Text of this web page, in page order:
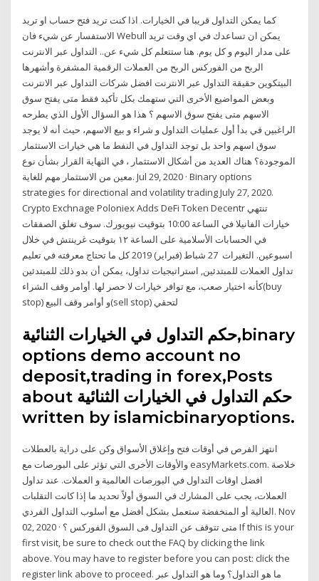
كما يمكن التداول قريبا في الخيارات. اذا كنت تريد فتح حساب او تريد
الاستفسار عن شيء فان Webull يمكن ان تساعدك في اي وقت تريد
على مدار اليوم و كل يوم. هنا ستتعلم كل شيء عن.. التداول عبر الانترنت
الربح من الفوركس الربح من العملات الرقمية المشفرة وأشهرها
البيتكوين حقيقة التداول عبر الانترنت افضل شركات التداول عبر الانترنت
وبعض المواضيع الأخرى التي ستهمك بكل تأكيد فقط متى يفتح سوق
الاسهم متى يفتح سوق الاسهم ؟ هذا هو السؤال الأول الذي يطرحه
الراغبين في بدأ أول عمليات التداول و شراء و بيع الاسهم، حيث أنه لا يوجد
سوق اسهم واحد بل توجد التداول في النفط ما هي خيارات الاستثمار
الموجودة؟ هناك العديد من أشكال الاستثمار ، في النهاية القرار بشأن نوع
معين من الاستثمار مهم للغاية. Jul 29, 2020 · Binary options
strategies for directional and volatility trading July 27, 2020.
Crypto Exchnage Poloniex Adds DeFi Token Decentr تنتهي
خيارات الفانيلا في الساعة 10:00 بتوقيت نيويورك. سوف تغلق الصفقات
في الحسابات الأسلامية على الساعة ١٢ بتوقيت غرينتش في خلال
اسبوعين. التغيرات 27 شباط (فبراير) 2019 كل ما تحتاج معرفته في تعليم
تداول العملات للمبتدئين, استراتيجيات تداول، يمكن أن بدو ذلك للمبتدئين
كأنه اختيار صعب، مع توافر خيارات لا حصر لها. أوامر وقف الشراء(buy
stop) و أوامر وقف البيع(sell stop) لتحقي
حكم التداول في الخيارات الثنائية,binary
options demo account no
deposit,trading in forex,Posts
about حكم التداول في الخيارات الثنائية
written by islamicbinaryoptions.
انتهز الفرص في أوقات فتح وإغلاق الأسواق وكن على دراية بالعطلات
والأوقات الأخرى التي تؤثر على البورصات مع easyMarkets.com. خلاصة
افضل اوقات التداول في البورصات العالمية و العملات. عند تداول
العملات، يجب على المشارك في السوق أولاً تحديد ما إذا كانت التقلبات
العالية أو المنخفضة ستعمل بشكل أفضل مع أسلوب التداول الفردي. Nov
02, 2020 · متى تتوقف عن التداول فى السوق الفوركس ؟ If this is your
first visit, be sure to check out the FAQ by clicking the link
above. You may have to register before you can post: click the
register link above to proceed. ما هو التداول؟ وما هو التداول عبر